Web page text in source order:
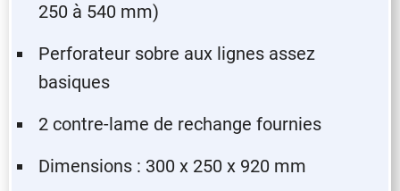
250 à 540 mm)
Perforateur sobre aux lignes assez
basiques
2 contre-lame de rechange fournies
Dimensions : 300 x 250 x 920 mm